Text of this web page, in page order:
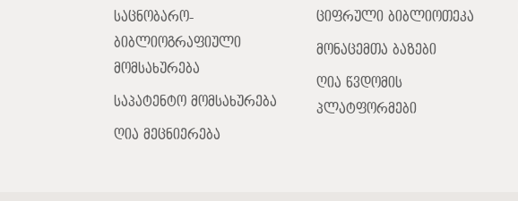
საცნობარო-
ბიბლიოგრაფიული
მომსახურება
საპატენტო მომსახურება
ღია მეცნიერება
ციფრული ბიბლიოთეკა
მონაცემთა ბაზები
ღია წვდომის
პლატფორმები